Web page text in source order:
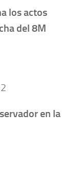
los actos
del 8M
en la